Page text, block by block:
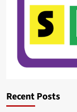
Recent Posts